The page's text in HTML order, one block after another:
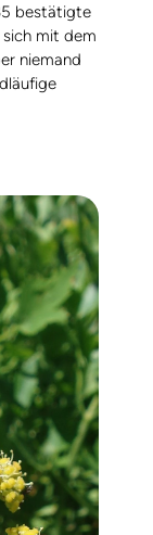
bestätigte
mit dem
niemand